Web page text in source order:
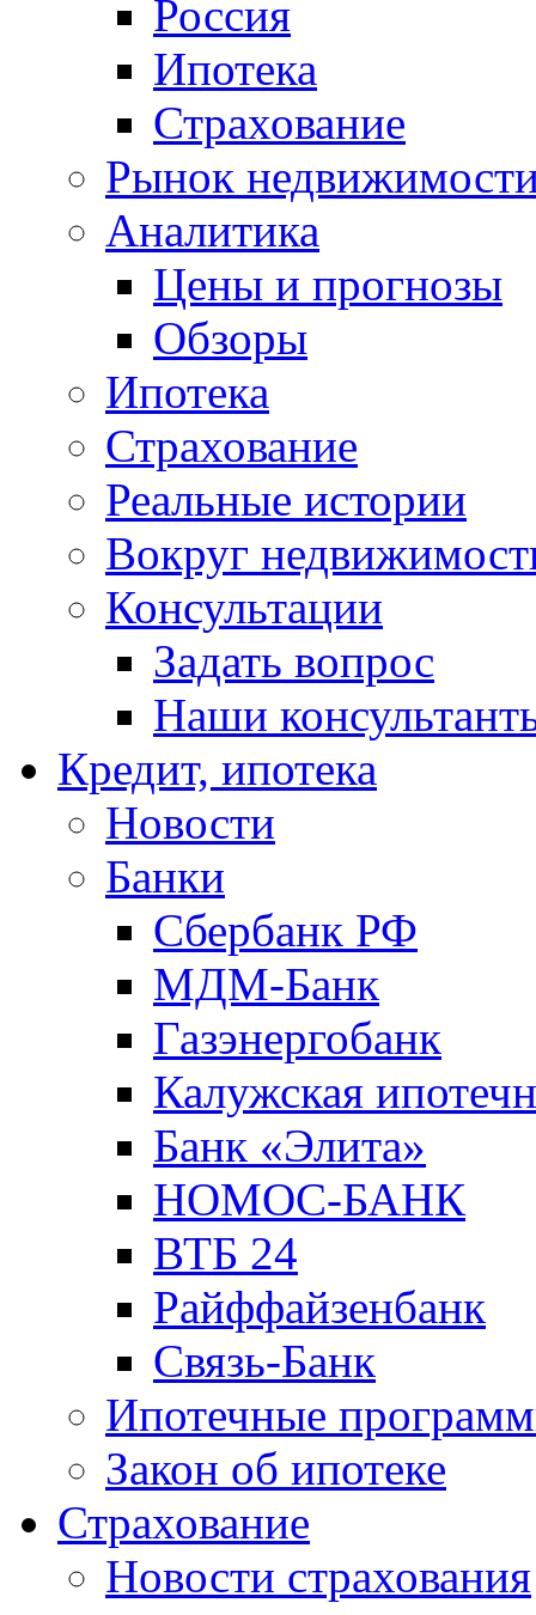
Россия
Ипотека
Страхование
Рынок
Аналитика
Цены и прогнозы
Обзоры
Ипотека
Страхование
Реальные истории
Вокруг
Консультации
Задать вопрос
Наши
Кредит, ипотека
Новости
Банки
Сбербанк РФ
МДМ-Банк
Газэнергобанк
Калужская
Банк «Элита»
НОМОС-БАНК
ВТБ 24
Райффайзенбанк
Связь-Банк
Ипотечные
Закон об ипотеке
Страхование
Новости страхования